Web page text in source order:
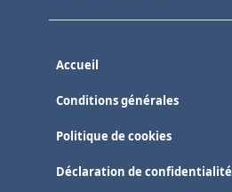
Accueil
Conditions générales
Politique de cookies
Déclaration de confidentialité